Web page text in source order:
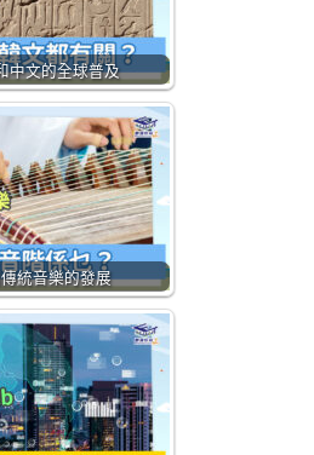
中文的全球普及
統音樂的發展